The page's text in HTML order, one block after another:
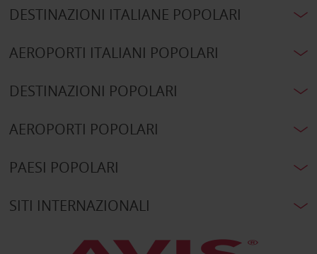
DESTINAZIONI ITALIANE POPOLARI
AEROPORTI ITALIANI POPOLARI
DESTINAZIONI POPOLARI
AEROPORTI POPOLARI
PAESI POPOLARI
SITI INTERNAZIONALI